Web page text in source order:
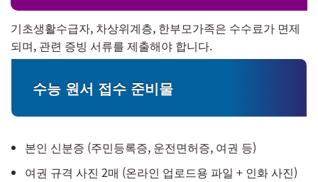
기초생활수급자, 차상위계층, 한부모가족은 수수료가 면제
되며, 관련 증빙 서류를 제출해야 합니다.
수능 원서 접수 준비물
본인 신분증 (주민등록증, 운전면허증, 여권 등)
여권 규격 사진 2매 (온라인 업로드용 파일 + 인화 사진)